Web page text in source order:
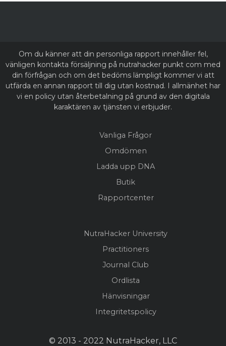
Om du känner att din personliga rapport innehåller fel,
vänligen kontakta försäljning på nutrahacker punkt com med
din förfrågan och om det bedöms lämpligt kommer vi att
utfärda en annan rapport till dig utan kostnad. I allmänhet har
vi en policy utan återbetalning på grund av den digitala
karaktären av tjänsten vi erbjuder.
Vanliga Frågor
Omdömen
Ladda upp DNA
Butik
Rapportcenter
NutraHacker University
Practitioners
Journal Club
Ordlista
Hänvisningar
Integritetspolicy
© 2013 - 2022 NutraHacker, LLC